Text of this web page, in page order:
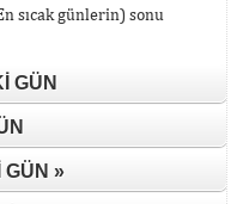
sıcak günlerin) sonu
GÜN
GÜN »